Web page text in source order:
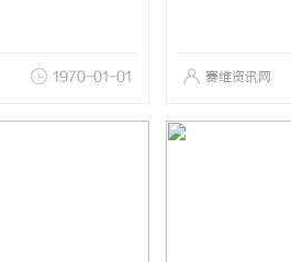
1970-01-01 赛维资讯网